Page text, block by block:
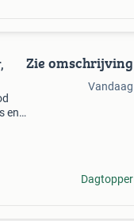
en
Zie omschrijving
Vandaag
Dagtopper